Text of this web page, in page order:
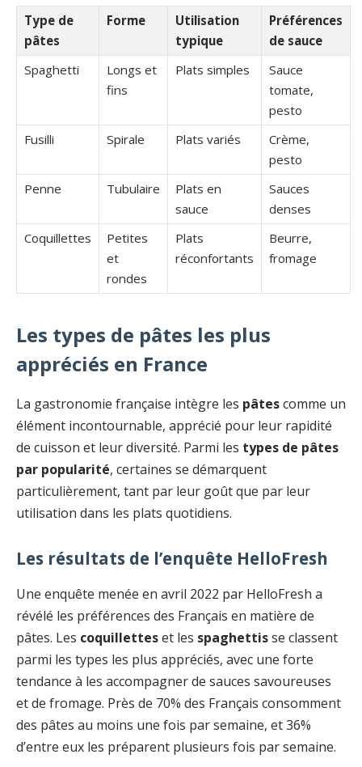
Type de
pâtes
Forme
Utilisation
typique
Préférences
de sauce
Spaghetti
Longs et
fins
Plats simples
Sauce
tomate,
pesto
Fusilli
Spirale Plats variés
Crème,
pesto
Penne
Tubulaire
Plats en
sauce
Sauces
denses
Coquillettes
Petites
et
rondes
Plats
réconfortants
Beurre,
fromage
Les types de pâtes les plus
appréciés en France
La gastronomie française intègre les pâtescomme un
élément incontournable, apprécié pour leur rapidité
de cuisson et leur diversité. Parmi les types de pâtes
par popularité, certaines se démarquent
particulièrement, tant par leur goût que par leur
utilisation dans les plats quotidiens.
Les résultats de l’enquête HelloFresh
Une enquête menée en avril 2022 par HelloFresh a
révélé les préférences des Français en matière de
pâtes. Les coquilletteset les spaghettisse classent
parmi les types les plus appréciés, avec une forte
tendance à les accompagner de sauces savoureuses
et de fromage. Près de 70% des Français consomment
des pâtes au moins une fois par semaine, et 36%
d’entre eux les préparent plusieurs fois par semaine.